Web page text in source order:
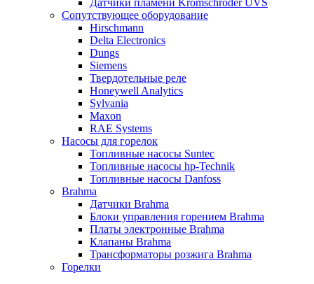
Датчики пламени Kromschroder UVS
Сопутствующее оборудование
Hirschmann
Delta Electronics
Dungs
Siemens
Твердотельные реле
Honeywell Analytics
Sylvania
Maxon
RAE Systems
Насосы для горелок
Топливные насосы Suntec
Топливные насосы hp-Technik
Топливные насосы Danfoss
Brahma
Датчики Brahma
Блоки управления горением Brahma
Платы электронные Brahma
Клапаны Brahma
Трансформаторы розжига Brahma
Горелки